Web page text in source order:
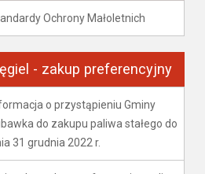
Ochrony Małoletnich
- zakup preferencyjny
o przystąpieniu Gminy
do zakupu paliwa stałego do
31 grudnia 2022 r.